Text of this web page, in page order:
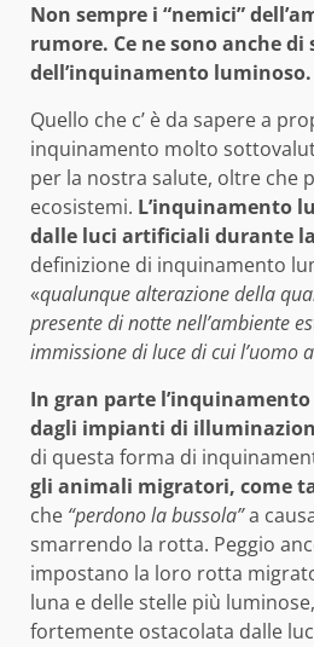
Non sempre i “nemici”
rumore. Ce ne sono anche di
dell’inquinamento luminoso.
Quello che c’ è da sapere a
inquinamento molto
per la nostra salute, oltre che
ecosistemi. L’inquinamento
dalle luci artificiali durante
definizione di inquinamento
«qualunque alterazione della
presente di notte nell’ambiente
immissione di luce di cui l’uomo
In gran parte
dagli impianti di
di questa forma di
gli animali migratori, come
che “perdono la bussola”a
smarrendo la rotta. Peggio
impostano la loro rotta
luna e delle stelle più
fortemente ostacolata dalle